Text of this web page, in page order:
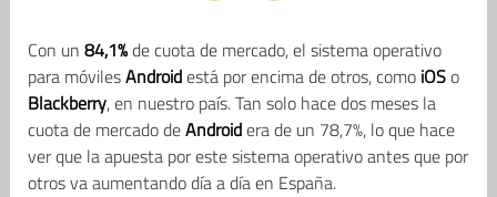
Con un 84,1%de cuota de mercado, el sistema operativo
para móvilesAndroidestá por encima de otros, como iOSo
Blackberry, en nuestro país. Tan solo hace dos meses la
cuota de mercado deAndroidera de un 78,7%, lo que hace
ver que la apuesta por este sistema operativo antes que por
otros va aumentando día a día en España.